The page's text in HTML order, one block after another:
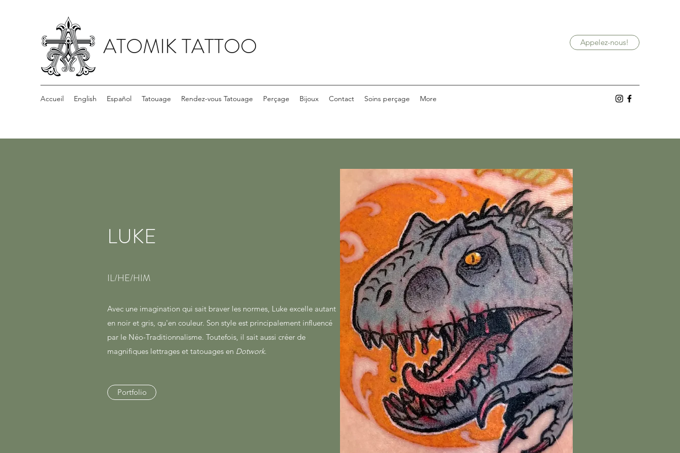
ATOMIK TATTOO Appelez-nous!
Accueil English Español Tatouage Rendez-vous Tatouage Perçage Bijoux Contact Soins perçage More
LUKE
IL/HE/HIM
Avec une imagination qui sait braver les normes, Luke excelle autant
en noir et gris, qu'en couleur. Son style est principalement influencé
par le Néo-Traditionnalisme. Toutefois, il sait aussi créer de
magnifiques lettrages et tatouages en Dotwork.
Portfolio